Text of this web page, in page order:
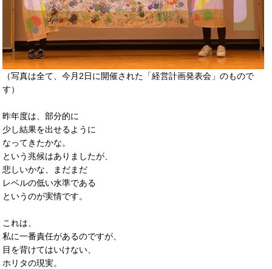
（写真は全て、今月2日に開催された「経営計画発表会」のもので
す）
昨年度は、部分的に
少し結果を出せるように
なってきたかな。
という兆候はありましたが、
悲しいかな、まだまだ
レベルの低い水準である
というのが実情です。
これは、
私に一番責任があるのですが、
目を背けてはいけない、
ホリタの現実。